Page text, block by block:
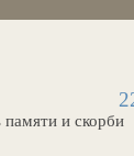
и скорби